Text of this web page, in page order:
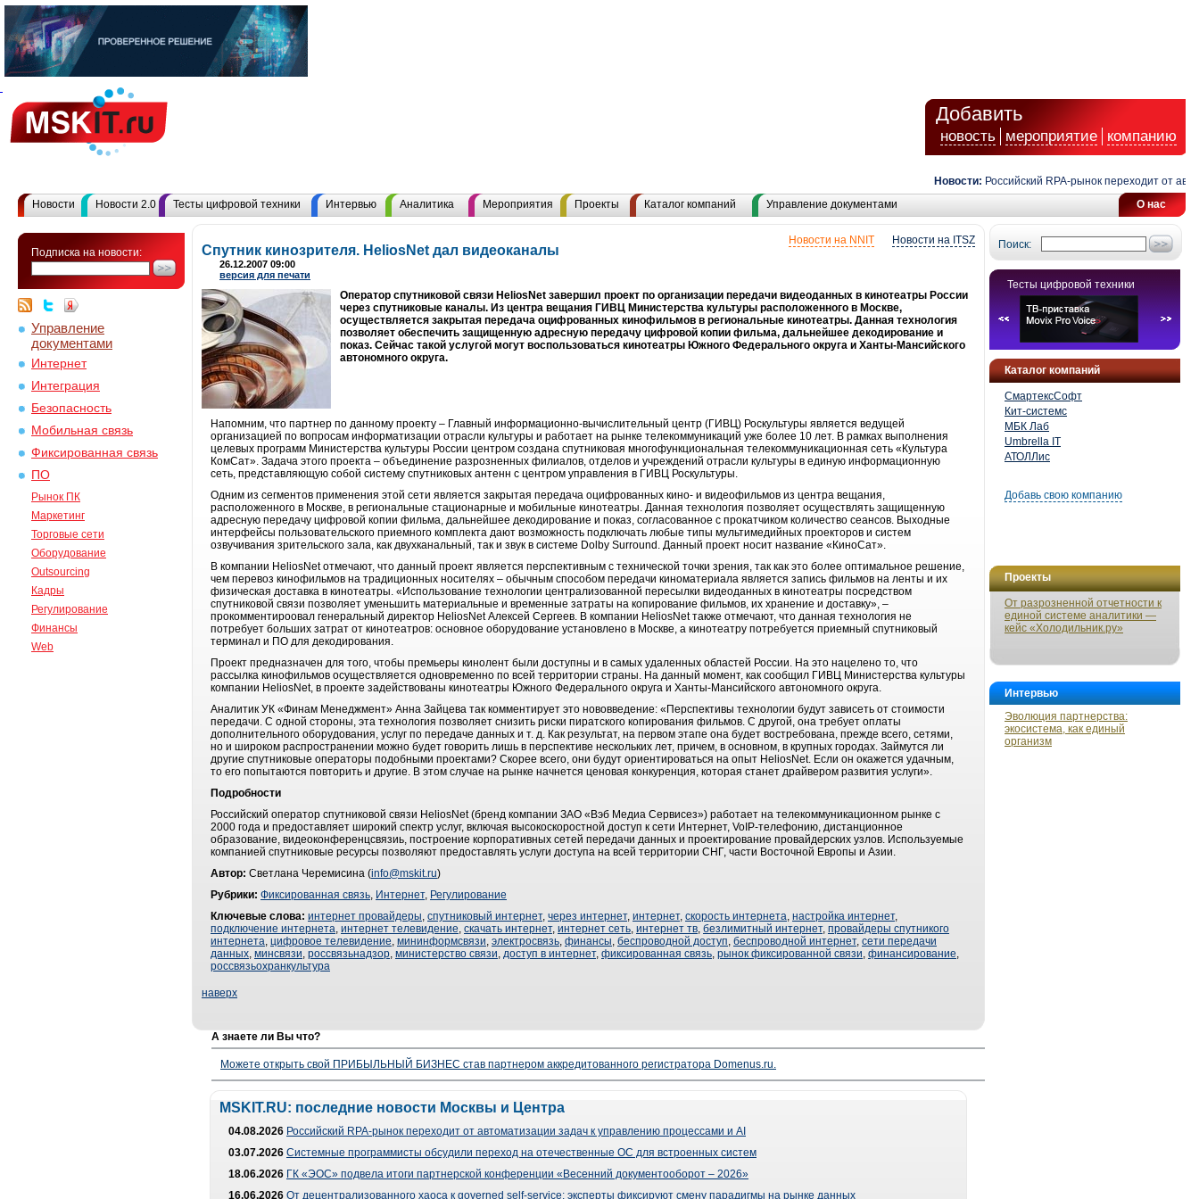
Добавить
новость мероприятие компанию
Новости: Российский RPA-рынок переходит от
О нас
Новости Новости 2.0 Тесты цифровой техники Интервью Аналитика Мероприятия Проекты Каталог компаний Управление документами
Подписка на новости:
Управление
документами
Интернет
Интеграция
Безопасность
Мобильная связь
Фиксированная связь
ПО
Рынок ПК
Маркетинг
Торговые сети
Оборудование
Outsourcing
Кадры
Регулирование
Финансы
Web
Поиск:
Тесты цифровой техники
Каталог компаний
СмартексСофт
Кит-системс
МБК Лаб
Umbrella IT
АТОЛЛис
Добавь свою компанию
Проекты
От разрозненной отчетности к
единой системе аналитики —
кейс «Холодильник.ру»
Интервью
Эволюция партнерства:
экосистема, как единый
организм
Новости на ITSZ
Новости на NNIT
Спутник кинозрителя. HeliosNet дал видеоканалы
26.12.2007 09:00
версия для печати
Оператор спутниковой связи HeliosNet завершил проект по организации передачи видеоданных в кинотеатры России
через спутниковые каналы. Из центра вещания ГИВЦ Министерства культуры расположенного в Москве,
осуществляется закрытая передача оцифрованных кинофильмов в региональные кинотеатры. Данная технология
позволяет обеспечить защищенную адресную передачу цифровой копии фильма, дальнейшее декодирование и
показ. Сейчас такой услугой могут воспользоваться кинотеатры Южного Федерального округа и Ханты-Мансийского
автономного округа.
Напомним, что партнер по данному проекту – Главный информационно-вычислительный центр (ГИВЦ) Роскультуры является ведущей
организацией по вопросам информатизации отрасли культуры и работает на рынке телекоммуникаций уже более 10 лет. В рамках выполнения
целевых программ Министерства культуры России центром создана спутниковая многофункциональная телекоммуникационная сеть «Культура
КомСат». Задача этого проекта – объединение разрозненных филиалов, отделов и учреждений отрасли культуры в единую информационную
сеть, представляющую собой систему спутниковых антенн с центром управления в ГИВЦ Роскультуры.
Одним из сегментов применения этой сети является закрытая передача оцифрованных кино- и видеофильмов из центра вещания,
расположенного в Москве, в региональные стационарные и мобильные кинотеатры. Данная технология позволяет осуществлять защищенную
адресную передачу цифровой копии фильма, дальнейшее декодирование и показ, согласованное с прокатчиком количество сеансов. Выходные
интерфейсы пользовательского приемного комплекта дают возможность подключать любые типы мультимедийных проекторов и систем
озвучивания зрительского зала, как двухканальный, так и звук в системе Dolby Surround. Данный проект носит название «КиноСат».
В компании HeliosNet отмечают, что данный проект является перспективным с технической точки зрения, так как это более оптимальное решение,
чем перевоз кинофильмов на традиционных носителях – обычным способом передачи киноматериала является запись фильмов на ленты и их
физическая доставка в кинотеатры. «Использование технологии централизованной пересылки видеоданных в кинотеатры посредством
спутниковой связи позволяет уменьшить материальные и временные затраты на копирование фильмов, их хранение и доставку», –
прокомментироовал генеральный директор HeliosNet Алексей Сергеев. В компании HeliosNet также отмечают, что данная технология не
потребует больших затрат от кинотеатров: основное оборудование установлено в Москве, а кинотеатру потребуется приемный спутниковый
терминал и ПО для декодирования.
Проект предназначен для того, чтобы премьеры кинолент были доступны и в самых удаленных областей России. На это нацелено то, что
рассылка кинофильмов осуществляется одновременно по всей территории страны. На данный момент, как сообщил ГИВЦ Министерства культуры
компании HeliosNet, в проекте задействованы кинотеатры Южного Федерального округа и Ханты-Мансийского автономного округа.
Аналитик УК «Финам Менеджмент» Анна Зайцева так комментирует это нововведение: «Перспективы технологии будут зависеть от стоимости
передачи. С одной стороны, эта технология позволяет снизить риски пиратского копирования фильмов. С другой, она требует оплаты
дополнительного оборудования, услуг по передаче данных и т. д. Как результат, на первом этапе она будет востребована, прежде всего, сетями,
но и широком распространении можно будет говорить лишь в перспективе нескольких лет, причем, в основном, в крупных городах. Займутся ли
другие спутниковые операторы подобными проектами? Скорее всего, они будут ориентироваться на опыт HeliosNet. Если он окажется удачным,
то его попытаются повторить и другие. В этом случае на рынке начнется ценовая конкуренция, которая станет драйвером развития услуги».
Подробности
Российский оператор спутниковой связи HeliosNet (бренд компании ЗАО «Вэб Медиа Сервисез») работает на телекоммуникационном рынке с
2000 года и предоставляет широкий спектр услуг, включая высокоскоростной доступ к сети Интернет, VoIP-телефонию, дистанционное
образование, видеоконференцсвязиь, построение корпоративных сетей передачи данных и проектирование провайдерских узлов. Используемые
компанией спутниковые ресурсы позволяют предоставлять услуги доступа на всей территории СНГ, части Восточной Европы и Азии.
Автор: Светлана Черемисина (info@mskit.ru)
Рубрики: Фиксированная связь, Интернет, Регулирование
Ключевые слова: интернет провайдеры, спутниковый интернет, через интернет, интернет, скорость интернета, настройка интернет,
подключение интернета, интернет телевидение, скачать интернет, интернет сеть, интернет тв, безлимитный интернет, провайдеры спутникого
интернета, цифровое телевидение, мининформсвязи, электросвязь, финансы, беспроводной доступ, беспроводной интернет, сети передачи
данных, минсвязи, россвязьнадзор, министерство связи, доступ в интернет, фиксированная связь, рынок фиксированной связи, финансирование,
россвязьохранкультура
наверх
А знаете ли Вы что?
Можете открыть свой ПРИБЫЛЬНЫЙ БИЗНЕС став партнером аккредитованного регистратора Domenus.ru.
MSKIT.RU: последние новости Москвы и Центра
04.08.2026 Российский RPA-рынок переходит от автоматизации задач к управлению процессами и AI
03.07.2026 Системные программисты обсудили переход на отечественные ОС для встроенных систем
18.06.2026 ГК «ЭОС» подвела итоги партнерской конференции «Весенний документооборот – 2026»
16.06.2026 От децентрализованного хаоса к governed self-service: эксперты фиксируют смену парадигмы на рынке данных